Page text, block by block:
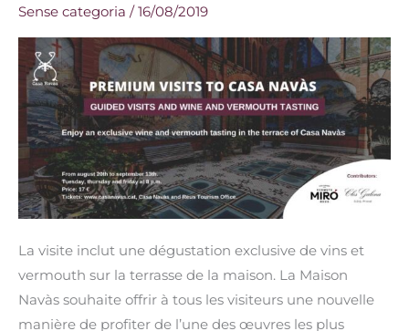
Sense categoria /16/08/2019
La visite inclut une dégustation exclusive de vins et
vermouth sur la terrasse de la maison. La Maison
Navàs souhaite offrir à tous les visiteurs une nouvelle
manière de profiter de l’une des œuvres les plus
inaugure
Visites
Premium!